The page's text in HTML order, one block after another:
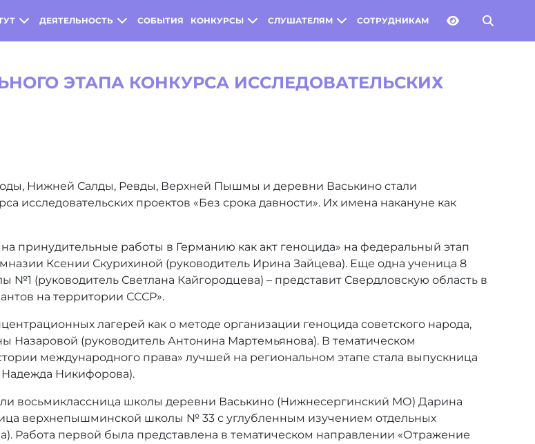
ДЕЯТЕЛЬНОСТЬ СОБЫТИЯ КОНКУРСЫ СЛУШАТЕЛЯМ СОТРУДНИКАМ
ЭТАПА КОНКУРСА ИССЛЕДОВАТЕЛЬСКИХ
Нижней Салды, Ревды, Верхней Пышмы и деревни Васькино стали
исследовательских проектов «Без срока давности». Их имена накануне как
принудительные работы в Германию как акт геноцида» на федеральный этап
Ксении Скурихиной (руководитель Ирина Зайцева). Еще одна ученица 8
№1 (руководитель Светлана Кайгородцева) – представит Свердловскую область в
на территории СССР».
лагерей как о методе организации геноцида советского народа,
(руководитель Антонина Мартемьянова). В тематическом
международного права» лучшей на региональном этапе стала выпускница
Никифорова).
восьмиклассница школы деревни Васькино (Нижнесергинский МО) Дарина
верхнепышминской школы № 33 с углубленным изучением отдельных
Работа первой была представлена в тематическом направлении «Отражение